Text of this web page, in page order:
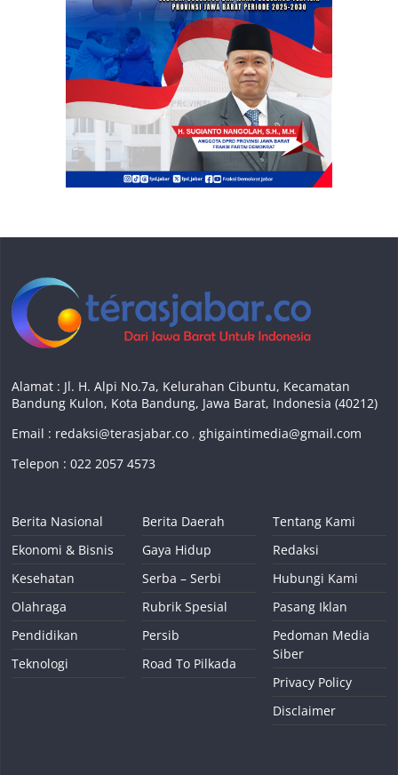
Alamat : Jl. H. Alpi No.7a, Kelurahan Cibuntu, Kecamatan
Bandung Kulon, Kota Bandung, Jawa Barat, Indonesia (40212)
Email : redaksi@terasjabar.co ,ghigaintimedia@gmail.com
Telepon : 022 2057 4573
Berita Nasional
Ekonomi & Bisnis
Kesehatan
Olahraga
Pendidikan
Teknologi
Berita Daerah
Gaya Hidup
Serba – Serbi
Rubrik Spesial
Persib
Road To Pilkada
Tentang Kami
Redaksi
Hubungi Kami
Pasang Iklan
Pedoman Media
Siber
Privacy Policy
Disclaimer